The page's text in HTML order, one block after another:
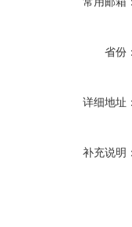
省份：
详细地址：
补充说明：